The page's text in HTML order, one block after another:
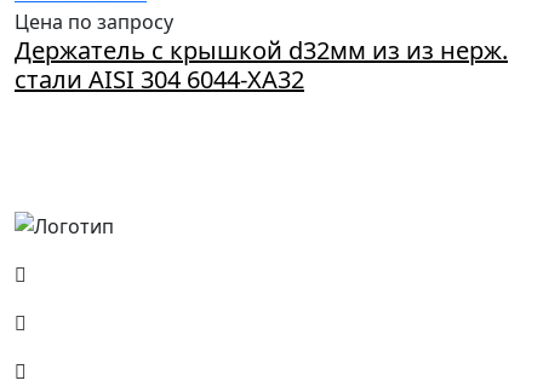
Цена по запросу
Держатель с крышкой d32мм из из нерж.
стали AISI 304 6044-XA32